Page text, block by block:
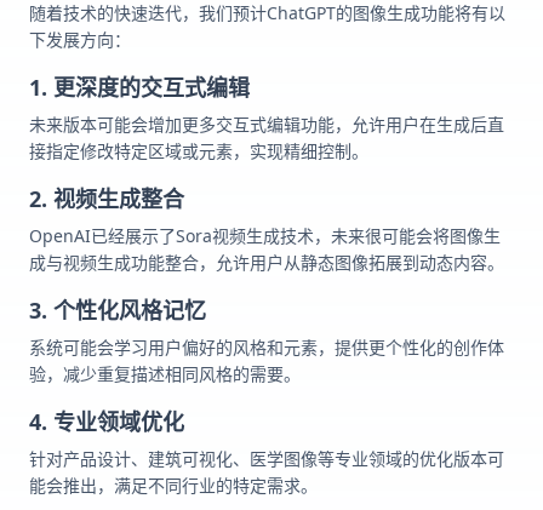
随着技术的快速迭代，我们预计ChatGPT的图像生成功能将有以
下发展方向：
1. 更深度的交互式编辑
未来版本可能会增加更多交互式编辑功能，允许用户在生成后直
接指定修改特定区域或元素，实现精细控制。
2. 视频生成整合
OpenAI已经展示了Sora视频生成技术，未来很可能会将图像生
成与视频生成功能整合，允许用户从静态图像拓展到动态内容。
3. 个性化风格记忆
系统可能会学习用户偏好的风格和元素，提供更个性化的创作体
验，减少重复描述相同风格的需要。
4. 专业领域优化
针对产品设计、建筑可视化、医学图像等专业领域的优化版本可
能会推出，满足不同行业的特定需求。